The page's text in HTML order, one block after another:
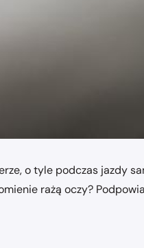
o tyle podczas jazdy
rażą oczy?